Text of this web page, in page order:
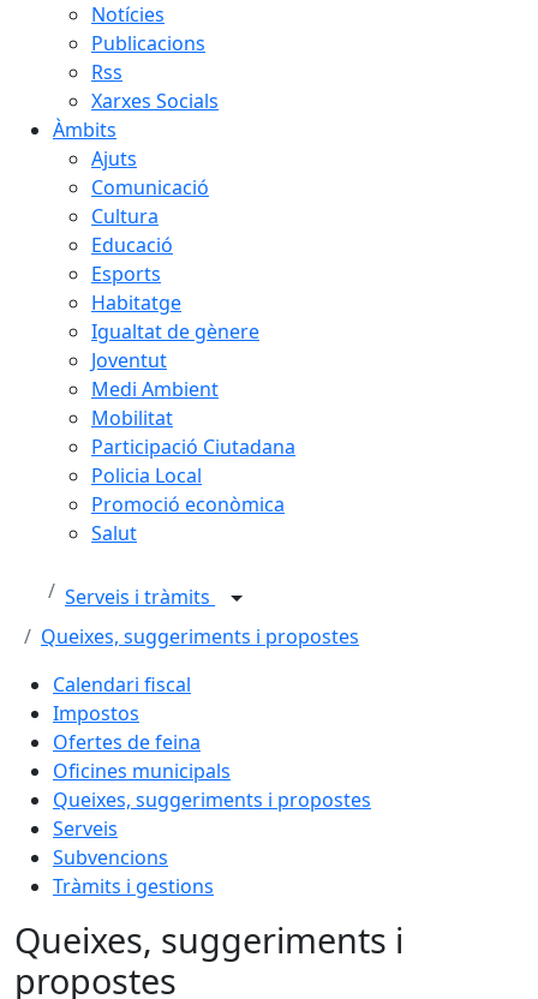
Notícies
Publicacions
Rss
Xarxes Socials
Àmbits
Ajuts
Comunicació
Cultura
Educació
Esports
Habitatge
Igualtat de gènere
Joventut
Medi Ambient
Mobilitat
Participació Ciutadana
Policia Local
Promoció econòmica
Salut
Serveis i tràmits
Queixes, suggeriments i propostes
Calendari fiscal
Impostos
Ofertes de feina
Oficines municipals
Queixes, suggeriments i propostes
Serveis
Subvencions
Tràmits i gestions
Queixes, suggeriments i
propostes